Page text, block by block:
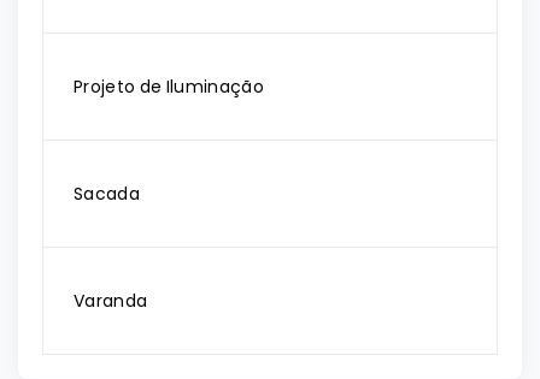
Projeto de Iluminação
Sacada
Varanda